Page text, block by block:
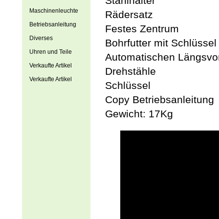
Rädersatz
Festes Zentrum
Bohrfutter mit Schlüssel
Automatischen
Drehstähle
Schlüssel
Copy Betriebsanleitung
Gewicht: 17Kg
Maschinenleuchte
Betriebsanleitung
Diverses
Uhren und Teile
Verkaufte Artikel
Verkaufte Artikel